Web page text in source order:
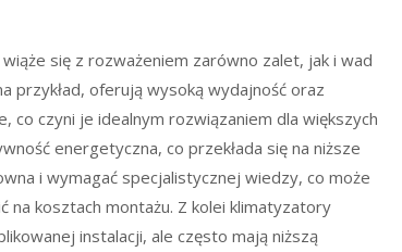
się z rozważeniem zarówno zalet, jak i wad
przykład, oferują wysoką wydajność oraz
co czyni je idealnym rozwiązaniem dla większych
energetyczna, co przekłada się na niższe
i wymagać specjalistycznej wiedzy, co może
kosztach montażu. Z kolei klimatyzatory
instalacji, ale często mają niższą